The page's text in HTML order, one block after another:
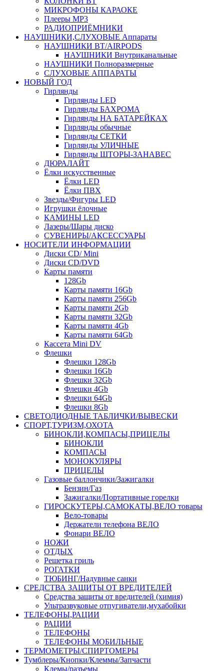
МИКРОФОНЫ КАРАОКЕ
Плееры MP3
РАДИОПРИЁМНИКИ
НАУШНИКИ,СЛУХОВЫЕ Аппараты
НАУШНИКИ BT/AIRPODS
НАУШНИКИ Внутриканальные
НАУШНИКИ Полноразмерные
СЛУХОВЫЕ АППАРАТЫ
НОВЫЙ ГОД
Гирлянды
Гирлянды LED
Гирлянды БАХРОМА
Гирлянды НА БАТАРЕЙКАХ
Гирлянды обычные
Гирлянды СЕТКИ
Гирлянды УЛИЧНЫЕ
Гирлянды ШТОРЫ-ЗАНАВЕС
ДЮРАЛАЙТ
Ёлки искусственные
Ёлки LED
Ёлки ПВХ
Звезды/Фигуры LED
Игрушки ёлочные
КАМИНЫ LED
Лазеры/Шары диско
СУВЕНИРЫ/АКСЕССУАРЫ
НОСИТЕЛИ ИНФОРМАЦИИ
Диски CD/ Mini
Диски CD/DVD
Карты памяти
128Gb
Карты памяти 16Gb
Карты памяти 256Gb
Карты памяти 2Gb
Карты памяти 32Gb
Карты памяти 4Gb
Карты памяти 64Gb
Кассета Mini DV
Флешки
Флешки 128Gb
Флешки 16Gb
Флешки 32Gb
Флешки 4Gb
Флешки 64Gb
Флешки 8Gb
СВЕТОДИОДНЫЕ ТАБЛИЧКИ/ВЫВЕСКИ
СПОРТ,ТУРИЗМ,ОХОТА
БИНОКЛИ,КОМПАСЫ,ПРИЦЕЛЫ
БИНОКЛИ
КОМПАСЫ
МОНОКУЛЯРЫ
ПРИЦЕЛЫ
Газовые баллончики/Зажигалки
Бензин/Газ
Зажигалки/Портативные горелки
ГИРОСКУТЕРЫ,САМОКАТЫ,ВЕЛО товары
Вело-товары
Держатели телефона ВЕЛО
Фонари ВЕЛО
НОЖИ
ОТДЫХ
Решетка гриль
РОГАТКИ
ТЮБИНГ/Надувные санки
СРЕДСТВА ЗАЩИТЫ ОТ ВРЕДИТЕЛЕЙ
Средства защиты от вредителей (химия)
Ультразвуковые отпугиватели,мухабойки
ТЕЛЕФОНЫ,РАЦИИ
РАЦИИ
ТЕЛЕФОНЫ
ТЕЛЕФОНЫ МОБИЛЬНЫЕ
ТЕРМОМЕТРЫ/СПИРТОМЕРЫ
Тумблеры/Кнопки/Клеммы/Запчасти
Клемы/разъемы